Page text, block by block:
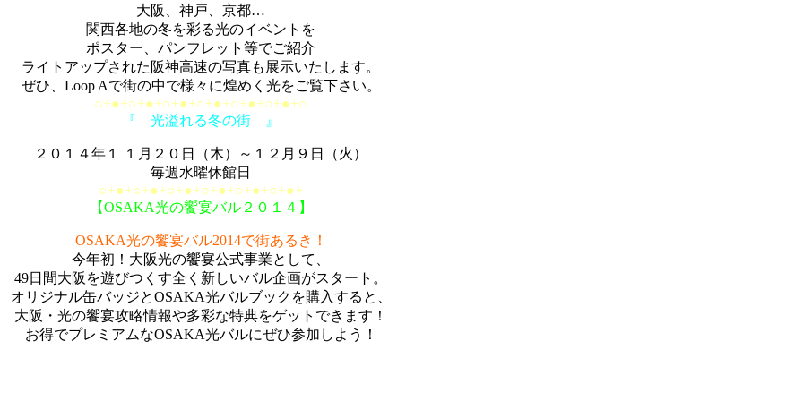
大阪、神戸、京都…
関西各地の冬を彩る光のイベントを
ポスター、パンフレット等でご紹介
ライトアップされた阪神高速の写真も展示いたします。
ぜひ、Loop Aで街の中で様々に煌めく光をご覧下さい。
○+●+○+●+○+●+○+●+○+●+○+●+○
『 光溢れる冬の街 』
２０１４年１ １月２０日（木）～１２月９日（火）
毎週水曜休館日
○+●+○+●+○+●+○+●+○+●+○+●+
【OSAKA光の饗宴バル２０１４】
OSAKA光の饗宴バル2014で街あるき！
今年初！大阪光の饗宴公式事業として、
49日間大阪を遊びつくす全く新しいバル企画がスタート。
オリジナル缶バッジとOSAKA光バルブックを購入すると、
大阪・光の饗宴攻略情報や多彩な特典をゲットできます！
お得でプレミアムなOSAKA光バルにぜひ参加しよう！